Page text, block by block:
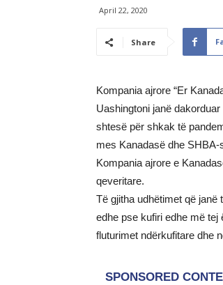
April 22, 2020
Share
Kompania ajrore “Er
Uashingtoni janë
shtesë për shkak të
mes Kanadasë dhe SHBA-
Kompania ajrore e
qeveritare.
Të gjitha udhëtimet që
edhe pse kufiri edhe më tej
fluturimet ndërkufitare dhe